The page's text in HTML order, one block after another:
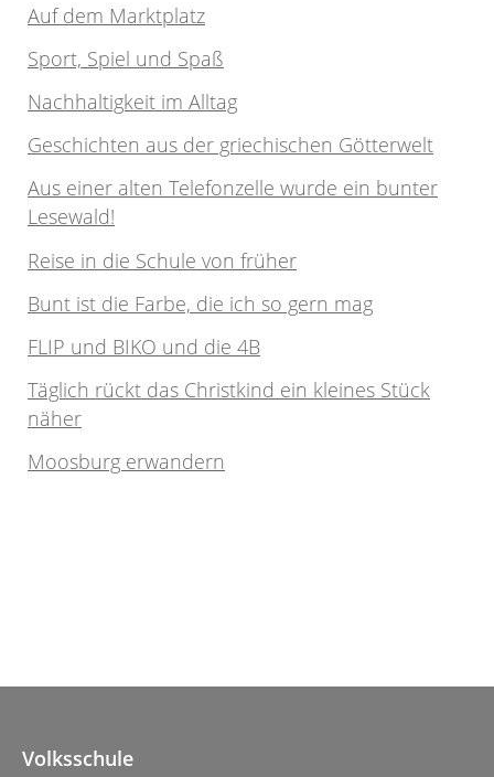
Auf dem Marktplatz
Sport, Spiel und Spaß
Nachhaltigkeit im Alltag
Geschichten aus der griechischen Götterwelt
Aus einer alten Telefonzelle wurde ein bunter
Lesewald!
Reise in die Schule von früher
Bunt ist die Farbe, die ich so gern mag
FLIP und BIKO und die 4B
Täglich rückt das Christkind ein kleines Stück
näher
Moosburg erwandern
Volksschule